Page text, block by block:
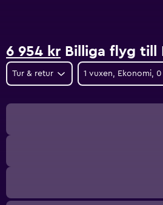
6 954 kr Billiga flyg till
Tur & retur 1 vuxen, Ekonomi,